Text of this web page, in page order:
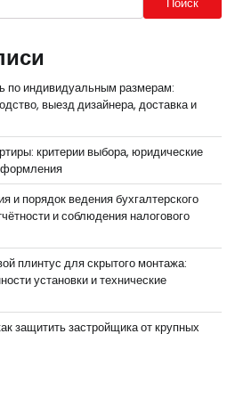
по индивидуальным размерам:
выезд дизайнера, доставка и
критерии выбора, юридические
и порядок ведения бухгалтерского
и соблюдения налогового
плинтус для скрытого монтажа:
установки и технические
защитить застройщика от крупных